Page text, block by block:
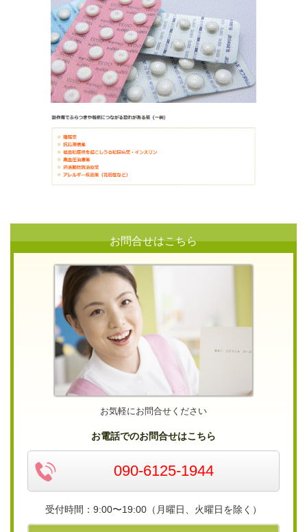
お問合せはこちら
お気軽にお問合せください
お電話でのお問合せはこちら
090-6125-1944
受付時間：9:00〜19:00（月曜日、火曜日を除く）